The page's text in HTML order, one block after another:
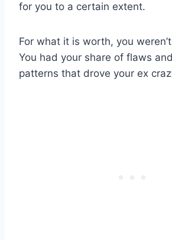
for you to a certain extent.
For what it is worth, you
You had your share of flaws
patterns that drove your ex